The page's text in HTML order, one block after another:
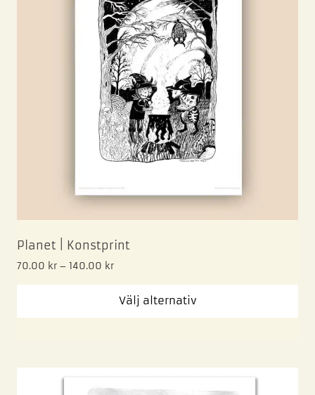
Planet | Konstprint
70.00 kr – 140.00 kr
Välj alternativ